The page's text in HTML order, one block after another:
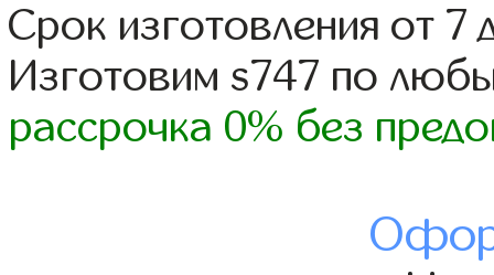
Срок изготовления от 7
Изготовим s747 по
рассрочка 0% без